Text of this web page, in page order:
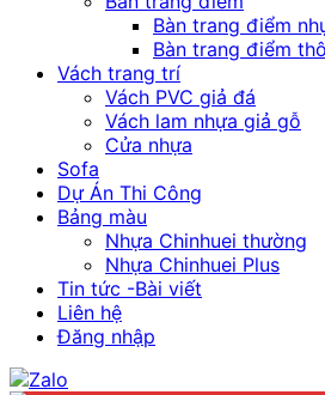
Bàn trang điểm
Bàn trang điểm
Vách trang trí
Vách PVC giả đá
Vách lam nhựa giả gỗ
Cửa nhựa
Sofa
Dự Án Thi Công
Bảng màu
Nhựa Chinhuei thường
Nhựa Chinhuei Plus
Tin tức -Bài viết
Liên hệ
Đăng nhập